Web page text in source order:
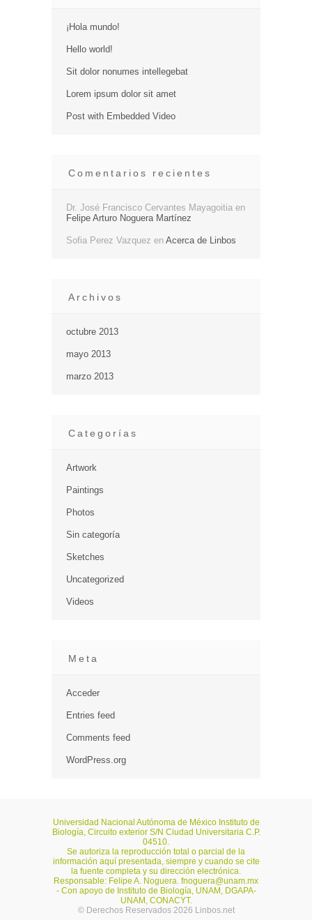
¡Hola mundo!
Hello world!
Sit dolor nonumes intellegebat
Lorem ipsum dolor sit amet
Post with Embedded Video
Comentarios recientes
Dr. José Francisco Cervantes Mayagoitia en
Felipe Arturo Noguera Martínez
Sofia Perez Vazquez en Acerca de Linbos
Archivos
octubre 2013
mayo 2013
marzo 2013
Categorías
Artwork
Paintings
Photos
Sin categoría
Sketches
Uncategorized
Videos
Meta
Acceder
Entries feed
Comments feed
WordPress.org
Universidad Nacional Autónoma de México Instituto de
Biología, Circuito exterior S/N Ciudad Universitaria C.P.
04510.
Se autoriza la reproducción total o parcial de la
información aquí presentada, siempre y cuando se cite
la fuente completa y su dirección electrónica.
Responsable: Felipe A. Noguera. fnoguera@unam.mx
- Con apoyo de Instituto de Biología, UNAM, DGAPA-
UNAM, CONACYT.
© Derechos Reservados 2026 Linbos.net